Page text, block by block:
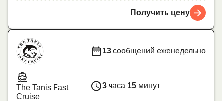
Получить цену
The Tanis Fast
Cruise
13 сообщений еженедельно
3 часа 15 минут